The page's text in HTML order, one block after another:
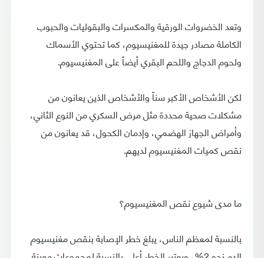
وتعد الخضروات الورقية والمكسرات والبقوليات والحبوب
الكاملة مصادر جيدة للمغنيسيوم، كما تحتوي الأسماك
ولحوم الدجاج واللحم البقري أيضاً على المغنيسيوم.
لكن الأشخاص الأكبر سناً والأشخاص الذين يعانون من
مشكلات صحية محددة مثل مرض السكري من النوع الثاني،
وأمراض الجهاز الهضمي، وإدمان الكحول، قد يعانون من
نقص كميات المغنيسيوم لديهم.
ما مدى شيوع نقص المغنيسيوم؟
بالنسبة لمعظم الناس، يبلغ خطر الإصابة بنقص مغنيسيوم